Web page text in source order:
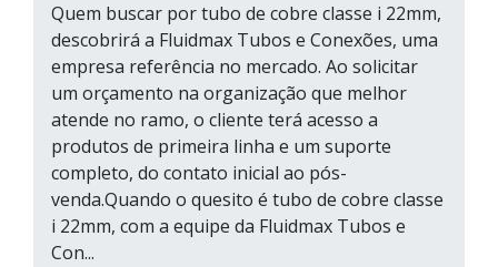
Quem buscar por tubo de cobre classe i 22mm,
descobrirá a Fluidmax Tubos e Conexões, uma
empresa referência no mercado. Ao solicitar
um orçamento na organização que melhor
atende no ramo, o cliente terá acesso a
produtos de primeira linha e um suporte
completo, do contato inicial ao pós-
venda.Quando o quesito é tubo de cobre classe
i 22mm, com a equipe da Fluidmax Tubos e
Con...